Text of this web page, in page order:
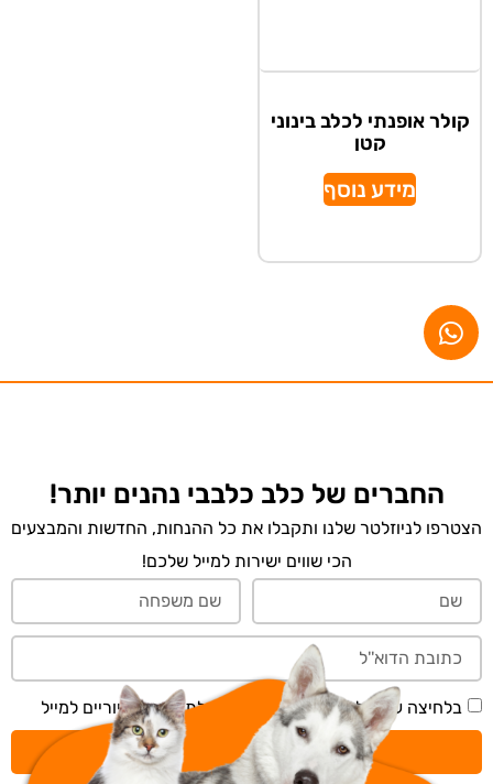
קולר אופנתי לכלב בינוני
קטן
מידע נוסף
החברים של כלב כלבבי נהנים יותר!
הצטרפו לניוזלטר שלנו ותקבלו את כל ההנחות, החדשות והמבצעים
הכי שווים ישירות למייל שלכם!
בלחיצה על 'שליחה' אני מאשר/ת קבלת תכנים דיוריים למייל
שליחה